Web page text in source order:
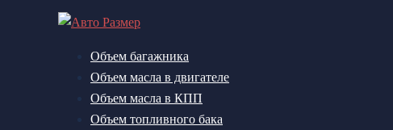
Объем багажника
Объем масла в двигателе
Объем масла в КПП
Объем топливного бака